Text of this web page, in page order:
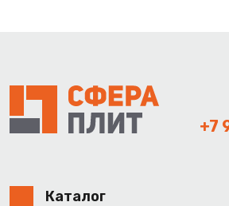
+7
Каталог